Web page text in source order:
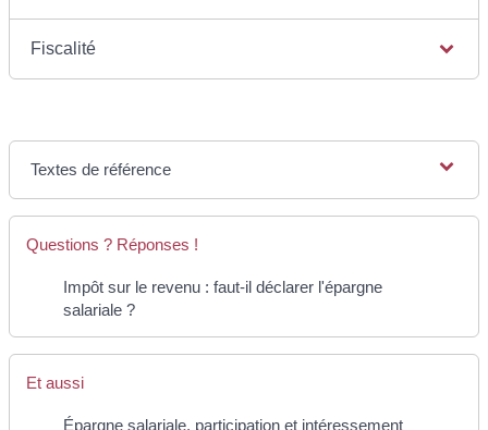
Fiscalité
Textes de référence
Questions ? Réponses !
Impôt sur le revenu : faut-il déclarer l'épargne
salariale ?
Et aussi
Épargne salariale, participation et intéressement